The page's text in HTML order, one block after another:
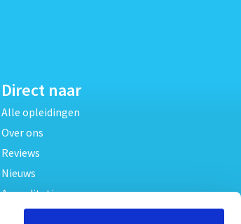
Direct naar
Alle opleidingen
Over ons
Reviews
Nieuws
Accreditaties